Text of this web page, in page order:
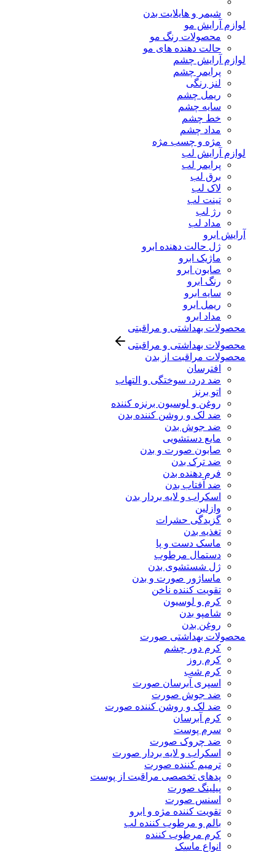
شیمر و هایلایت بدن
لوازم آرایش مو
محصولات رنگ مو
حالت دهنده های مو
لوازم آرایش چشم
پرایمر چشم
لنز رنگی
ریمل چشم
سایه چشم
خط چشم
مداد چشم
مژه و چسب مژه
لوازم آرایش لب
پرایمر لب
برق لب
لاک لب
تینت لب
رژ لب
مداد لب
آرایش ابرو
ژل حالت دهنده ابرو
ماژیک ابرو
صابون ابرو
رنگ ابرو
سایه ابرو
ریمل ابرو
مداد ابرو
محصولات بهداشتی و مراقبتی
محصولات بهداشتی و مراقبتی
محصولات مراقبت از بدن
افترسان
ضد درد، سوختگی و التهاب
اتو برنز
روغن و لوسیون برنزه کننده
ضد لک و روشن کننده بدن
ضد جوش بدن
مایع دستشویی
صابون صورت و بدن
ضد ترک بدن
فرم دهنده بدن
ضد آفتاب بدن
اسکراب و لایه بردار بدن
وازلین
گزیدگی حشرات
تغذیه بدن
ماسک دست و پا
دستمال مرطوب
ژل شستشوی بدن
ماساژور صورت و بدن
تقویت کننده ناخن
کرم و لوسیون
شامپو بدن
روغن بدن
محصولات بهداشتی صورت
کرم دور چشم
کرم روز
کرم شب
اسپری آبرسان صورت
ضد جوش صورت
ضد لک و روشن کننده صورت
کرم آبرسان
سرم پوست
ضد چروک صورت
اسکراب و لایه بردار صورت
ترمیم کننده صورت
پدهای تخصصی مراقبت از پوست
پیلینگ صورت
اسنس صورت
تقویت کننده مژه و ابرو
بالم و مرطوب کننده لب
کرم مرطوب کننده
انواع ماسک